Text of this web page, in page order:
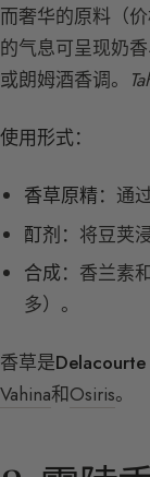
而奢华的原料（
的气息可呈现奶
或朗姆酒香调。
使用形式：
香草原精：通
酊剂： 将豆荚
合成： 香兰素
多）。
香草是Delacourte
Vahina和Osiris。